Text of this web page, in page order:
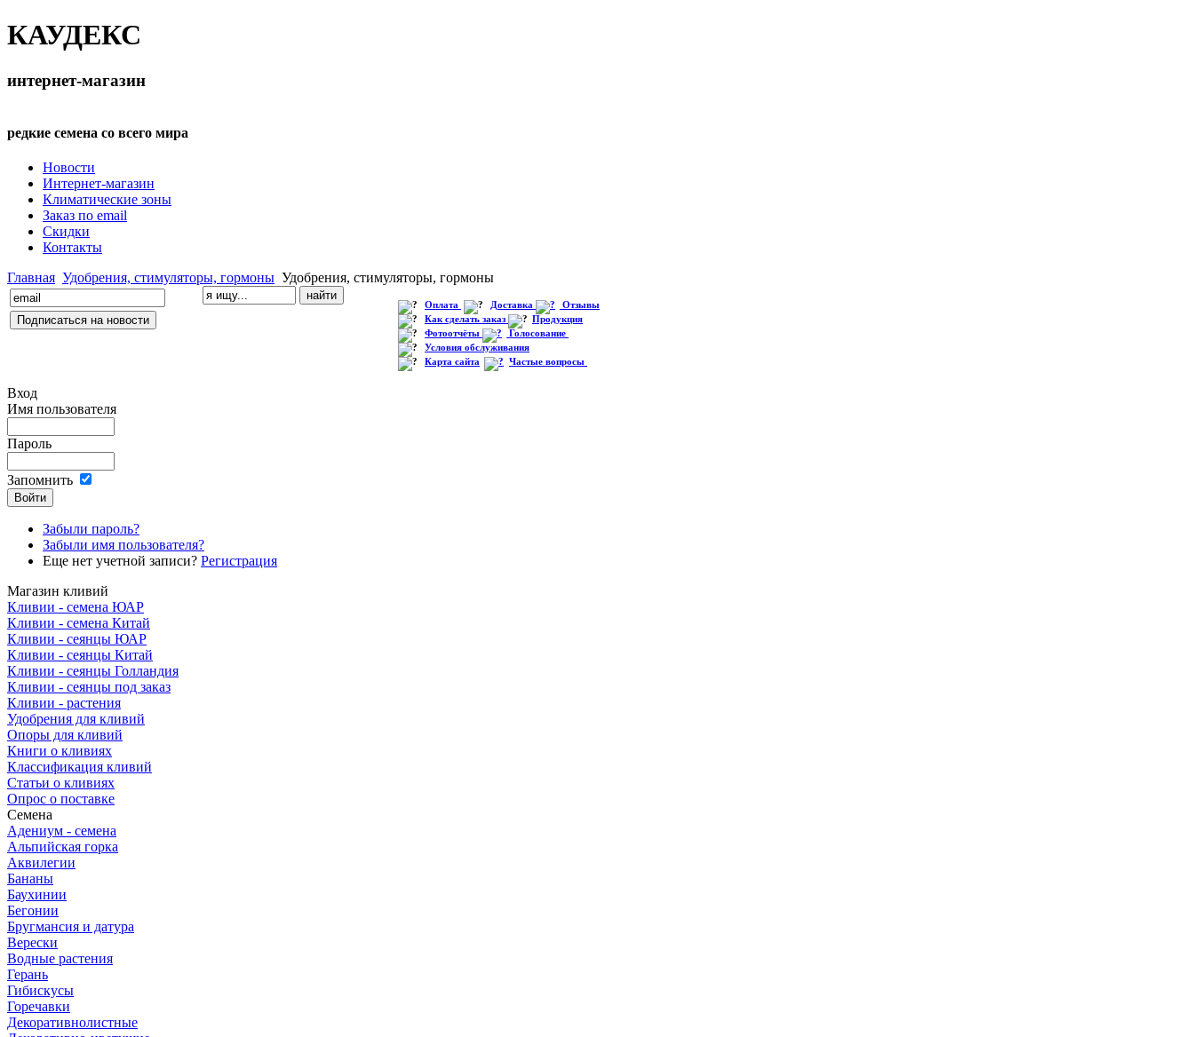
КАУДЕКС
интернет-магазин
редкие семена со всего мира
Новости
Интернет-магазин
Климатические зоны
Заказ по email
Скидки
Контакты
Главная Удобрения, стимуляторы, гормоны Удобрения, стимуляторы, гормоны
Оплата Доставка
Отзывы
Как сделать заказ
Продукция
Фотоотчёты
Голосование
Условия обслуживания
Карта сайта
Частые вопросы
Вход
Имя пользователя
Пароль
Запомнить
Забыли пароль?
Забыли имя пользователя?
Еще нет учетной записи? Регистрация
Магазин кливий
Кливии - семена ЮАР
Кливии - семена Китай
Кливии - сеянцы ЮАР
Кливии - сеянцы Китай
Кливии - сеянцы Голландия
Кливии - сеянцы под заказ
Кливии - растения
Удобрения для кливий
Опоры для кливий
Книги о кливиях
Классификация кливий
Статьи о кливиях
Опрос о поставке
Семена
Адениум - семена
Альпийская горка
Аквилегии
Бананы
Баухинии
Бегонии
Бругмансия и датура
Верески
Водные растения
Герань
Гибискусы
Горечавки
Декоративнолистные